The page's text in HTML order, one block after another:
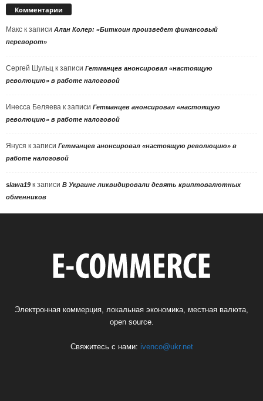
Комментарии
Макс к записи Алан Колер: «Биткоин произведет финансовый
переворот»
Сергей Шульц к записи Гетманцев анонсировал «настоящую
революцию» в работе налоговой
Инесса Беляева к записи Гетманцев анонсировал «настоящую
революцию» в работе налоговой
Януся к записи Гетманцев анонсировал «настоящую революцию» в
работе налоговой
slawa19 к записи В Украине ликвидировали девять криптовалютных
обменников
Электронная коммерция, локальная экономика, местная валюта,
open source.
Свяжитесь с нами: ivenco@ukr.net